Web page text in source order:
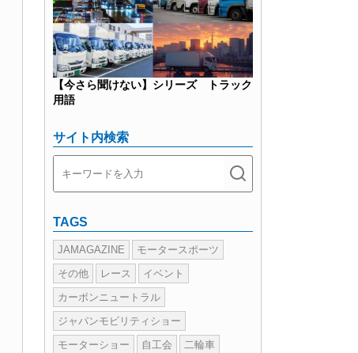
【今さら聞けない】シリーズ トラック
用語
サイト内検索
TAGS
JAMAGAZINE
モータースポーツ
その他
レース
イベント
カーボンニュートラル
ジャパンモビリティショー
モーターショー
自工会
二輪車